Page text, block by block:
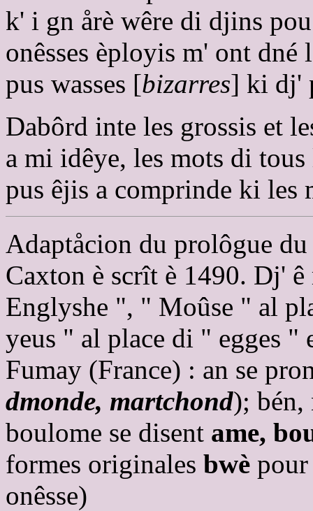
k' i gn årè wêre di djins
onêsses èployis m' ont dné
pus wasses [bizarres] ki dj'
Dabôrd inte les grossis et
a mi idêye, les mots di
pus êjis a comprinde ki les
Adaptåcion du prolôgue
Caxton è scrît è 1490. Dj'
Englyshe ", " Moûse " al
yeus " al place di " egges "
Fumay (France) : an se
dmonde, martchond); bén,
boulome se disent ame,
formes originales bwè pour
onêsse)